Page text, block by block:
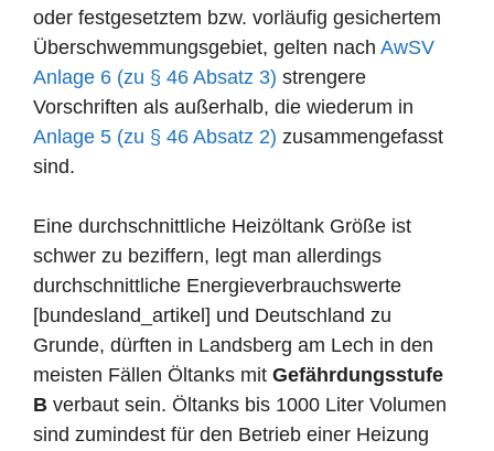
oder festgesetztem bzw. vorläufig gesichertem
Überschwemmungsgebiet, gelten nach AwSV
Anlage 6 (zu § 46 Absatz 3) strengere
Vorschriften als außerhalb, die wiederum in
Anlage 5 (zu § 46 Absatz 2) zusammengefasst
sind.
Eine durchschnittliche Heizöltank Größe ist
schwer zu beziffern, legt man allerdings
durchschnittliche Energieverbrauchswerte
[bundesland_artikel] und Deutschland zu
Grunde, dürften in Landsberg am Lech in den
meisten Fällen Öltanks mit Gefährdungsstufe
B verbaut sein. Öltanks bis 1000 Liter Volumen
sind zumindest für den Betrieb einer Heizung